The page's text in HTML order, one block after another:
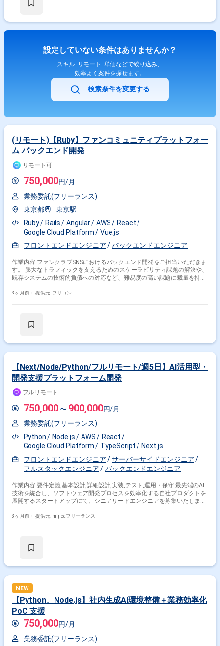
設定していない条件はありませんか？
スキル･リモート･単価などで絞り込み、
効率よく案件を探せます。
検索条件を変更する
(リモート)【Ruby】ファンコミュニティプラットフォー
ム バックエンド開発
リモート可
750,000円/月
業務委託(フリーランス)
東京都
東京駅
Ruby
Rails Angular AWS
React
Google Cloud Platform
Vue.js
フロントエンドエンジニア
バックエンドエンジニア
作業内容 ファンクラブSNSにおけるバックエンド開発をご担当いただきま
す。 膨大なトラフィックを支えるためのスケーラビリティ課題の解決や、
既存システムの技術的負債への対応など、難易度の高い課題に裁量を持っ
改善、RDB設計・性能改善
3ヶ月前・ 提供元: フリコン
【Next/Node/Python/フルリモート/週5日】AI活用型・
開発支援プラットフォーム開発
フルリモート
750,000 〜 900,000円/月
業務委託(フリーランス)
Python
Node.js AWS
React
Google Cloud Platform
TypeScript
Next.js
フロントエンドエンジニア
サーバーサイドエンジニア
フルスタックエンジニア
バックエンドエンジニア
作業内容 要件定義,基本設計,詳細設計,実装,テスト,運用・保守 最先端のAI
技術を統合し、ソフトウェア開発プロセスを効率化する自社プロダクトを
展開するスタートアップにて、シニアリードエンジニアを募集いたしま
ロントエンド・バックエンド・インフラを横断した設計・アーキテクチャ
す。 あわせて、技術選定や開発プロセスの改善、他メンバーの設計レビュ
3ヶ月前・ 提供元: mijicaフリーランス
NEW
【Python、Node.js】社内生成AI環境整備＋業務効率化
PoC 支援
750,000円/月
業務委託(フリーランス)